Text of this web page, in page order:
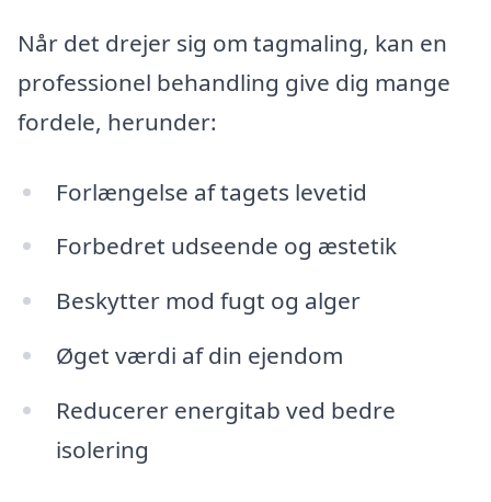
Når det drejer sig om tagmaling, kan en
professionel behandling give dig mange
fordele, herunder:
Forlængelse af tagets levetid
Forbedret udseende og æstetik
Beskytter mod fugt og alger
Øget værdi af din ejendom
Reducerer energitab ved bedre
isolering